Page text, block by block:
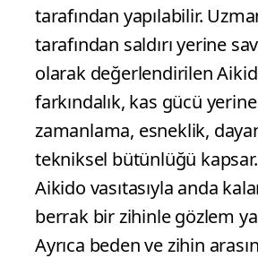
tarafından yapılabilir.
tarafından saldırı yerine
olarak değerlendirilen
farkındalık, kas gücü
zamanlama, esneklik,
tekniksel bütünlüğü
Aikido vasıtasıyla anda
berrak bir zihinle gözlem
Ayrıca beden ve zihin